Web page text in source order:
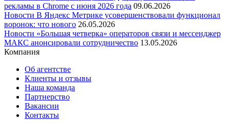
рекламы в Chrome с июня 2026 года 09.06.2026
Новости В Яндекс Метрике усовершенствовали функционал
воронок: что нового 26.05.2026
Новости «Большая четверка» операторов связи и мессенджер
МАКС анонсировали сотрудничество 13.05.2026
Компания
Об агентстве
Клиенты и отзывы
Наша команда
Партнерство
Вакансии
Контакты